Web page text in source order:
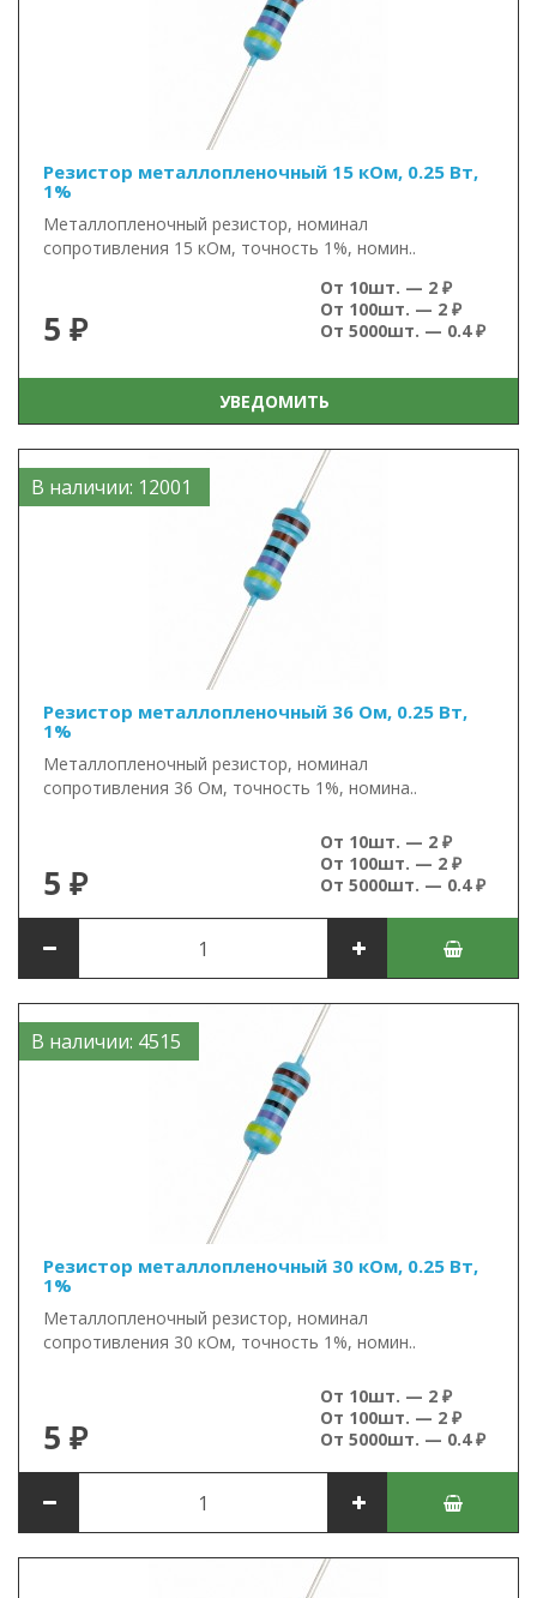
Резистор металлопленочный 15 кОм, 0.25 Вт,
1%
Металлопленочный резистор, номинал
сопротивления 15 кОм, точность 1%, номин..
5 ₽
От 10шт. — 2 ₽
От 100шт. — 2 ₽
От 5000шт. — 0.4 ₽
УВЕДОМИТЬ
В наличии: 12001
Резистор металлопленочный 36 Ом, 0.25 Вт,
1%
Металлопленочный резистор, номинал
сопротивления 36 Ом, точность 1%, номина..
5 ₽
От 10шт. — 2 ₽
От 100шт. — 2 ₽
От 5000шт. — 0.4 ₽
В наличии: 4515
Резистор металлопленочный 30 кОм, 0.25 Вт,
1%
Металлопленочный резистор, номинал
сопротивления 30 кОм, точность 1%, номин..
5 ₽
От 10шт. — 2 ₽
От 100шт. — 2 ₽
От 5000шт. — 0.4 ₽